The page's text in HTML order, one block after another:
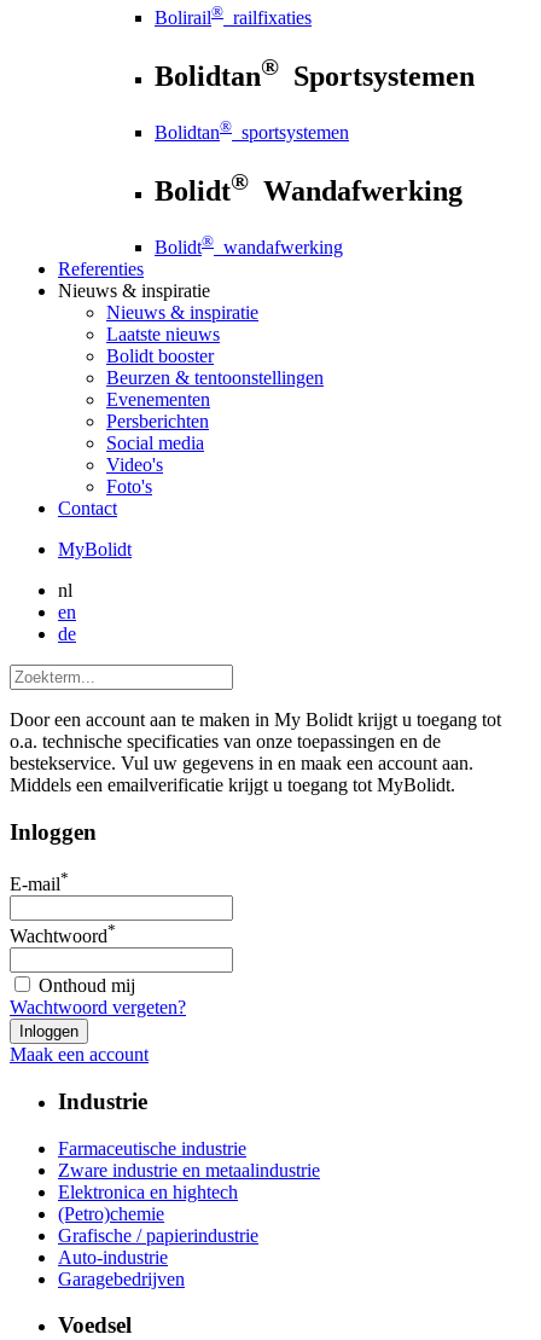
Bolirail® railfixaties
Bolidtan® Sportsystemen
Bolidtan® sportsystemen
Bolidt® Wandafwerking
Bolidt® wandafwerking
Referenties
Nieuws & inspiratie
Nieuws & inspiratie
Laatste nieuws
Bolidt booster
Beurzen & tentoonstellingen
Evenementen
Persberichten
Social media
Video's
Foto's
Contact
MyBolidt
nl
en
de
Door een account aan te maken in My Bolidt krijgt u toegang tot
o.a. technische specificaties van onze toepassingen en de
bestekservice. Vul uw gegevens in en maak een account aan.
Middels een emailverificatie krijgt u toegang tot MyBolidt.
Inloggen
E-mail*
Wachtwoord*
Onthoud mij
Wachtwoord vergeten?
Maak een account
Industrie
Farmaceutische industrie
Zware industrie en metaalindustrie
Elektronica en hightech
(Petro)chemie
Grafische / papierindustrie
Auto-industrie
Garagebedrijven
Voedsel